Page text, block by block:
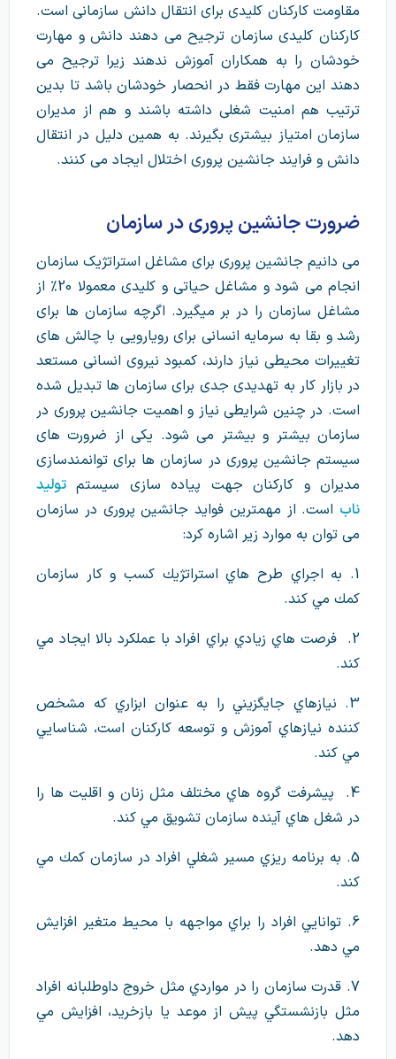
مقاومت کارکنان کلیدی برای انتقال دانش سازمانی است.
کارکنان کلیدی سازمان ترجیح می دهند دانش و مهارت
خودشان را به همکاران آموزش ندهند زیرا ترجیح می
دهند این مهارت فقط در انحصار خودشان باشد تا بدین
ترتیب هم امنیت شغلی داشته باشند و هم از مدیران
سازمان امتیاز بیشتری بگیرند. به همین دلیل در انتقال
دانش و فرایند جانشین پروری اختلال ایجاد می کنند.
ضرورت جانشین پروری در سازمان
می دانیم جانشین پروری برای مشاغل استراتژیک سازمان
انجام می شود و مشاغل حیاتی و کلیدی معمولا 20% از
مشاغل سازمان را در بر میگیرد. اگرچه سازمان ها برای
رشد و بقا به سرمایه انسانی برای رویارویی با چالش های
تغییرات محیطی نیاز دارند، کمبود نیروی انسانی مستعد
در بازار کار به تهدیدی جدی برای سازمان ها تبدیل شده
است. در چنین شرایطی نیاز و اهمیت جانشین پروری در
سازمان بیشتر و بیشتر می شود. یکی از ضرورت های
سیستم جانشین پروری در سازمان ها برای توانمندسازی
مدیران و کارکنان جهت پیاده سازی سیستم تولید
ناب است. از مهمترین فواید جانشین پروری در سازمان
می توان به موارد زیر اشاره کرد:
1. به اجراي طرح هاي استراتژيك كسب و كار سازمان
كمك مي كند.
2. فرصت هاي زيادي براي افراد با عملكرد بالا ايجاد مي
كند.
3. نيازهاي جايگزيني را به عنوان ابزاري كه مشخص
كننده نيازهاي آموزش و توسعه كاركنان است، شناسايي
مي كند.
4. پيشرفت گروه هاي مختلف مثل زنان و اقليت ها را
در شغل هاي آينده سازمان تشويق مي كند.
5. به برنامه ريزي مسير شغلي افراد در سازمان كمك مي
كند.
6. توانايي افراد را براي مواجهه با محيط متغير افزايش
مي دهد.
7. قدرت سازمان را در مواردي مثل خروج داوطلبانه افراد
مثل بازنشستگي پيش از موعد يا بازخريد، افزايش مي
دهد.